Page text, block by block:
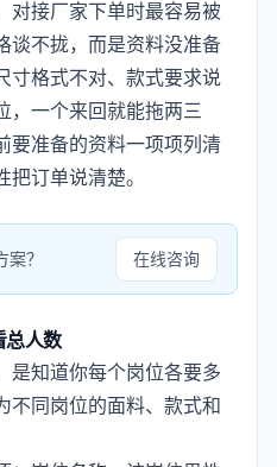
对接厂家下单时最容易被
谈不拢，而是资料没准备
寸格式不对、款式要求说
一个来回就能拖两三
要准备的资料一项项列清
订单说清楚。
？ 在线咨询
总人数
是知道你每个岗位各要多
不同岗位的面料、款式和